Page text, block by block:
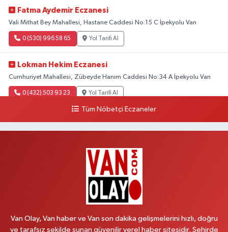
Fatma Aydemir Eczanesi
Vali Mithat Bey Mahallesi, Hastane Caddesi No:15 C İpekyolu Van
0 (530) 996 58 65 Yol Tarifi Al
Lokman Hekim Eczanesi
Cumhuriyet Mahallesi, Zübeyde Hanım Caddesi No:34 A İpekyolu Van
0 (432) 503 93 23 Yol Tarifi Al
Vanyolu Mahallesi, Kara Yusuf Bey Bulvarı No:102 F Erciş Van
Yol Tarifi Al
Cumhuriyet Mahallesi, Konak Sokak No:6 Gürpınar Van
Yol Tarifi Al
Yiğit Eczanesi
Tüm Nöbetçi Eczaneler
Van Olay, Van haber ve Van son dakika gelişmelerini hızlı, doğru
ve tarafsız şekilde sunan güvenilir yerel haber sitesidir. Şehirde